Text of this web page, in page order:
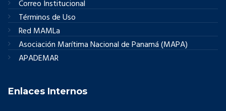
Correo Institucional
Términos de Uso
Red MAMLa
Asociación Marítima Nacional de Panamá (MAPA)
APADEMAR
Enlaces Internos